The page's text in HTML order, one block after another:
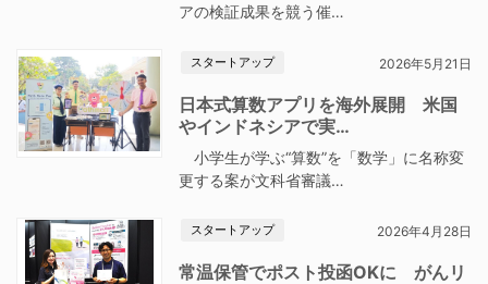
アの検証成果を競う催…
スタートアップ 2026年5月21日
日本式算数アプリを海外展開 米国
やインドネシアで実…
小学生が学ぶ“算数”を「数学」に名称変
更する案が文科省審議…
スタートアップ 2026年4月28日
常温保管でポスト投函OKに がんリ